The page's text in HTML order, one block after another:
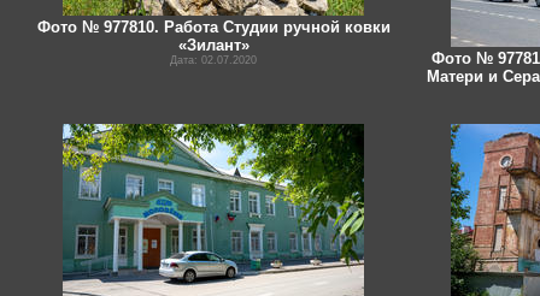
Фото № 977810. Работа Студии ручной ковки
«Зилант»
Дата: 02.07.2020
Фото №
Матери и